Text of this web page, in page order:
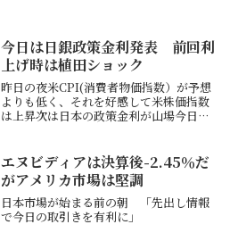
今日は日銀政策金利発表 前回利
上げ時は植田ショック
昨日の夜米CPI(消費者物価指数）が予想
よりも低く、それを好感して米株価指数
は上昇次は日本の政策金利が山場今日昼
込まれているため問題ない注目は15：30
からの植...
エヌビディアは決算後-2.45％だ
がアメリカ市場は堅調
日本市場が始まる前の朝 「先出し情報
で今日の取引きを有利に」